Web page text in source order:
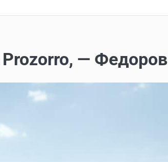
Prozorro, — Федоров